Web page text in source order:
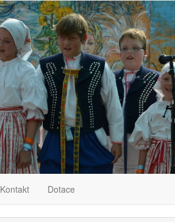
Kontakt Dotace